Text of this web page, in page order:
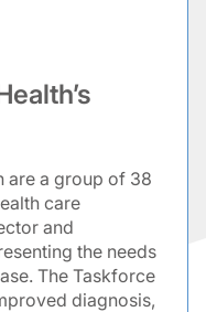
are a group of 38
care
and
the needs
The Taskforce
diagnosis,